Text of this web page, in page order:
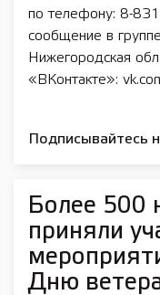
по телефону: 8-
сообщение в
Нижегородская
«ВКонтакте»:
Подписывайтесь
Более 500
приняли
Дню